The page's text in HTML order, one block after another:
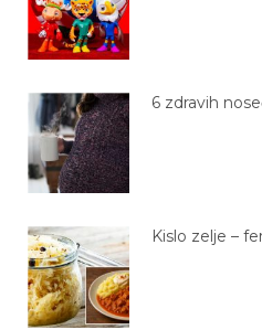
6 zdravih
Kislo zelje –